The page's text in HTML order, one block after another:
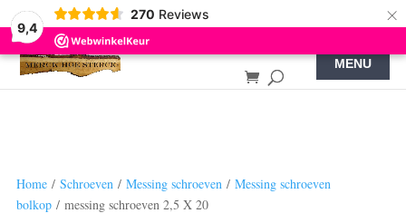
9,4
270 Reviews ×
Home/ Schroeven/ Messing schroeven/ Messing schroeven
bolkop/ messing schroeven 2,5 X 20